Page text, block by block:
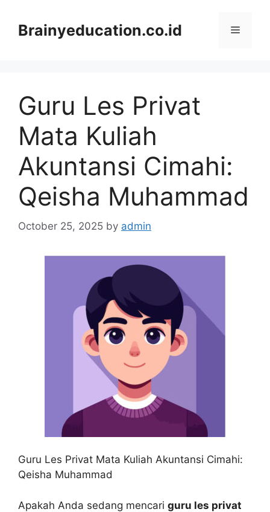
contentBrainyeducation.co.id Menu
Guru Les Privat
Mata Kuliah
Akuntansi Cimahi:
Qeisha Muhammad
October 25, 2025 by admin
Guru Les Privat Mata Kuliah Akuntansi Cimahi:
Qeisha Muhammad
Apakah Anda sedang mencari guru les privat